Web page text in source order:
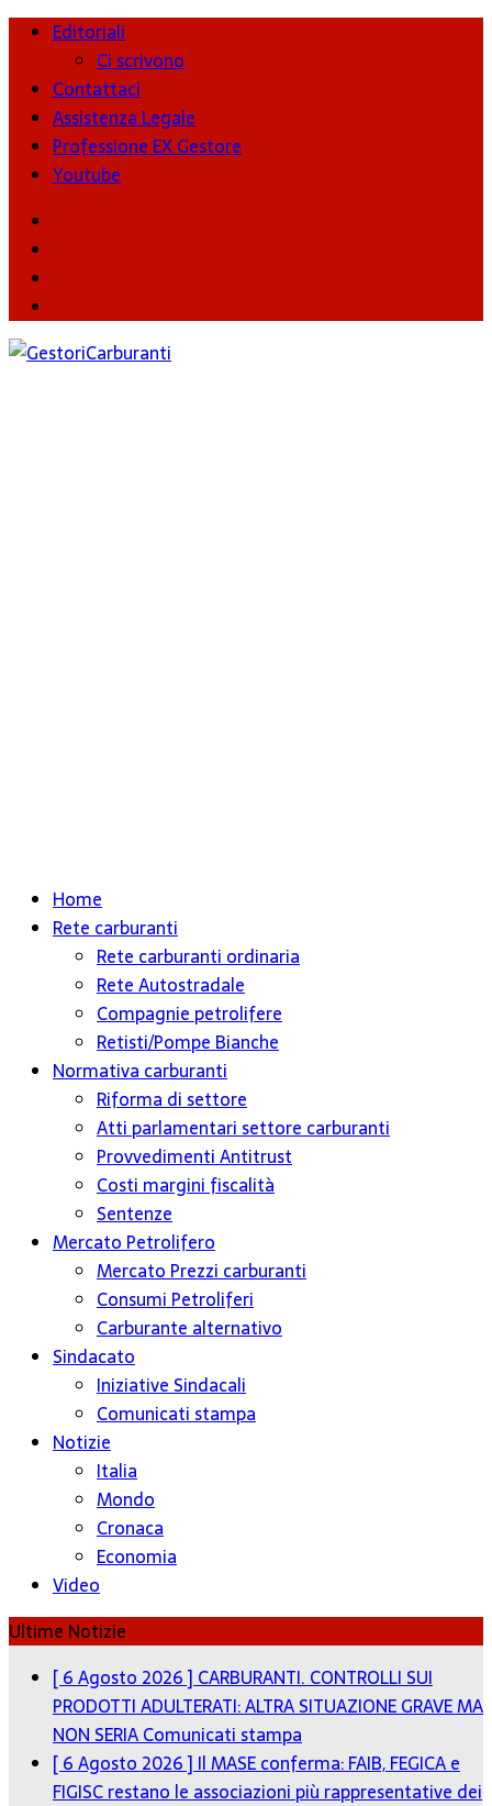
Editoriali
Ci scrivono
Contattaci
Assistenza Legale
Professione EX Gestore
Youtube
Home
Rete carburanti
Rete carburanti ordinaria
Rete Autostradale
Compagnie petrolifere
Retisti/Pompe Bianche
Normativa carburanti
Riforma di settore
Atti parlamentari settore carburanti
Provvedimenti Antitrust
Costi margini fiscalità
Sentenze
Mercato Petrolifero
Mercato Prezzi carburanti
Consumi Petroliferi
Carburante alternativo
Sindacato
Iniziative Sindacali
Comunicati stampa
Notizie
Italia
Mondo
Cronaca
Economia
Video
Ultime Notizie
[ 6 Agosto 2026 ] CARBURANTI. CONTROLLI SUI
PRODOTTI ADULTERATI: ALTRA SITUAZIONE GRAVE MA
NON SERIAComunicati stampa
[ 6 Agosto 2026 ] Il MASE conferma: FAIB, FEGICA e
FIGISC restano le associazioni più rappresentative dei